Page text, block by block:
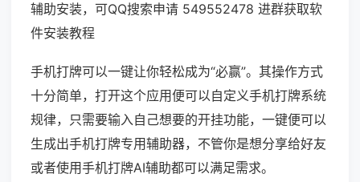
辅助安装，可QQ搜索申请 549552478 进群获取软
件安装教程
手机打牌可以一键让你轻松成为“必赢”。其操作方式
十分简单，打开这个应用便可以自定义手机打牌系统
规律，只需要输入自己想要的开挂功能，一键便可以
生成出手机打牌专用辅助器，不管你是想分享给好友
或者使用手机打牌AI辅助都可以满足需求。